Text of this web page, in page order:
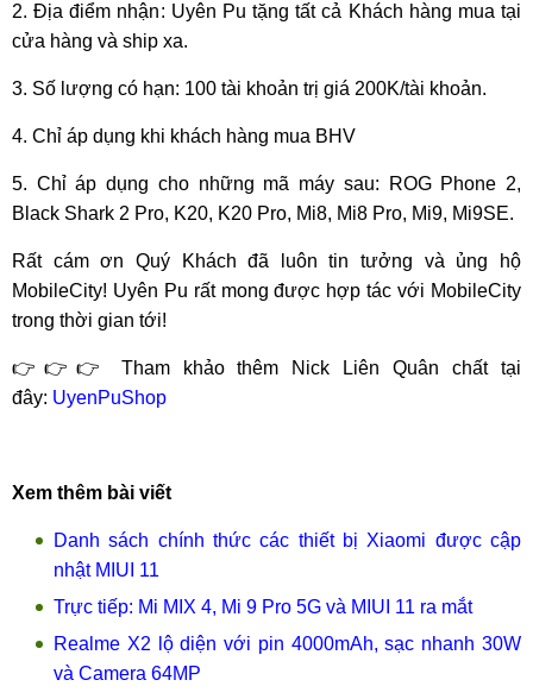
2. Địa điểm nhận: Uyên Pu tặng tất cả Khách hàng mua tại
cửa hàng và ship xa.
3. Số lượng có hạn: 100 tài khoản trị giá 200K/tài khoản.
4. Chỉ áp dụng khi khách hàng mua BHV
5. Chỉ áp dụng cho những mã máy sau: ROG Phone 2,
Black Shark 2 Pro, K20, K20 Pro, Mi8, Mi8 Pro, Mi9, Mi9SE.
Rất cám ơn Quý Khách đã luôn tin tưởng và ủng hộ
MobileCity! Uyên Pu rất mong được hợp tác với MobileCity
trong thời gian tới!
👉👉👉 Tham khảo thêm Nick Liên Quân chất tại
đây: UyenPuShop
Xem thêm bài viết
Danh sách chính thức các thiết bị Xiaomi được cập
nhật MIUI 11
Trực tiếp: Mi MIX 4, Mi 9 Pro 5G và MIUI 11 ra mắt
Realme X2 lộ diện với pin 4000mAh, sạc nhanh 30W
và Camera 64MP